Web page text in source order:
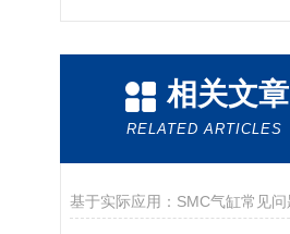
相关文章
RELATED ARTICLES